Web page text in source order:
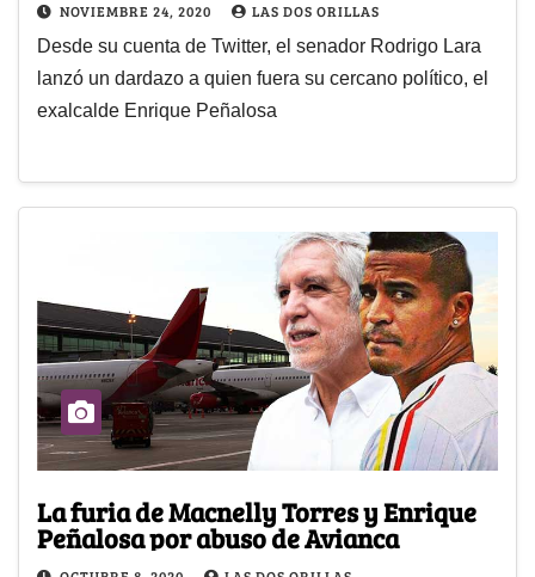
NOVIEMBRE 24, 2020 LAS DOS ORILLAS
Desde su cuenta de Twitter, el senador Rodrigo Lara
lanzó un dardazo a quien fuera su cercano político, el
exalcalde Enrique Peñalosa
La furia de Macnelly Torres y Enrique
Peñalosa por abuso de Avianca